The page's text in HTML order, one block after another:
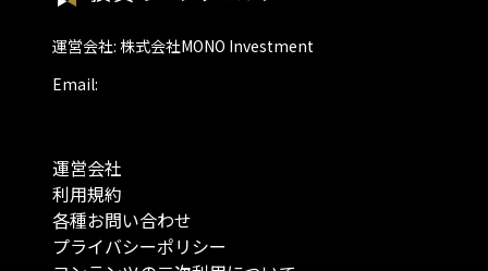
運営会社: 株式会社MONO Investment
Email:
運営会社
利用規約
各種お問い合わせ
プライバシーポリシー